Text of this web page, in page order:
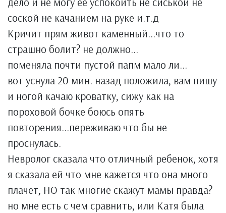
соской не качанием на руке и.т.д
Кричит прям живот каменный...что то
страшно болит? не должно...
поменяла почти пустой папм мало ли...
вот уснула 20 мин. назад положила, вам пишу
и ногой качаю кроватку, сижу как на
пороховой бочке боюсь опять
повторения...переживаю что бы не
проснулась.
Невролог сказала что отличный ребенок, хотя
я сказала ей что мне кажется что она много
плачет, НО так многие скажут мамы правда?
но мне есть с чем сравнить, или Катя была